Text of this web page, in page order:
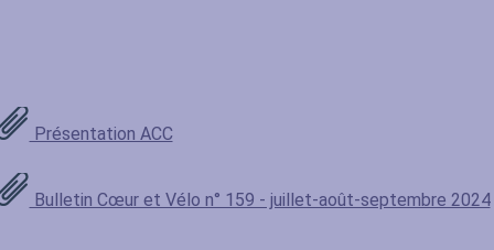
Présentation ACC
Bulletin Cœur et Vélo n° 159 - juillet-août-septembre 2024